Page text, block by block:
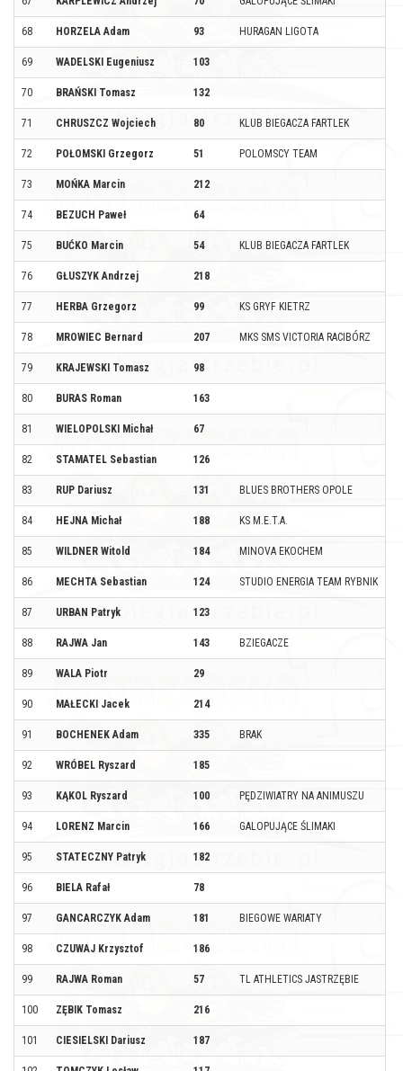
68 HORZELA Adam 93 HURAGAN LIGOTA
69 WADELSKI Eugeniusz 103
70 BRAŃSKI Tomasz 132
71 CHRUSZCZ Wojciech 80 KLUB BIEGACZA FARTLEK
72 POŁOMSKI Grzegorz 51 POLOMSCY TEAM
73 MOŃKA Marcin 212
74 BEZUCH Paweł 64
75 BUĆKO Marcin 54 KLUB BIEGACZA FARTLEK
76 GŁUSZYK Andrzej 218
77 HERBA Grzegorz 99 KS GRYF KIETRZ
78 MROWIEC Bernard 207 MKS SMS VICTORIA RACIBÓRZ
79 KRAJEWSKI Tomasz 98
80 BURAS Roman 163
81 WIELOPOLSKI Michał 67
82 STAMATEL Sebastian 126
83 RUP Dariusz 131 BLUES BROTHERS OPOLE
84 HEJNA Michał 188 KS M.E.T.A.
85 WILDNER Witold 184 MINOVA EKOCHEM
86 MECHTA Sebastian 124 STUDIO ENERGIA TEAM RYBNIK
87 URBAN Patryk 123
88 RAJWA Jan 143 BZIEGACZE
89 WALA Piotr 29
90 MAŁECKI Jacek 214
91 BOCHENEK Adam 335 BRAK
92 WRÓBEL Ryszard 185
93 KĄKOL Ryszard 100 PĘDZIWIATRY NA ANIMUSZU
94 LORENZ Marcin 166 GALOPUJĄCE ŚLIMAKI
95 STATECZNY Patryk 182
96 BIELA Rafał 78
97 GANCARCZYK Adam 181 BIEGOWE WARIATY
98 CZUWAJ Krzysztof 186
99 RAJWA Roman 57 TL ATHLETICS JASTRZĘBIE
100 ZĘBIK Tomasz 216
101 CIESIELSKI Dariusz 187